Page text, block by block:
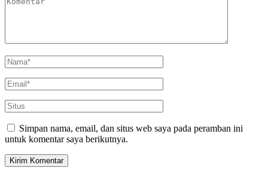
Simpan nama, email, dan situs web saya pada peramban ini
untuk komentar saya berikutnya.